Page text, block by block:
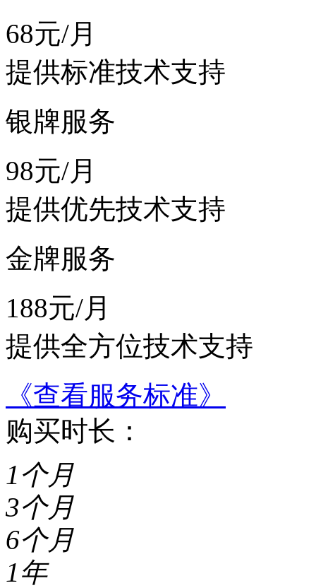
68元/月
提供标准技术支持
银牌服务
98元/月
提供优先技术支持
金牌服务
188元/月
提供全方位技术支持
《查看服务标准》
购买时长：
1个月
3个月
6个月
1年